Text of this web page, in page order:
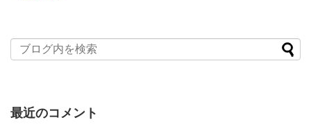
最近のコメント